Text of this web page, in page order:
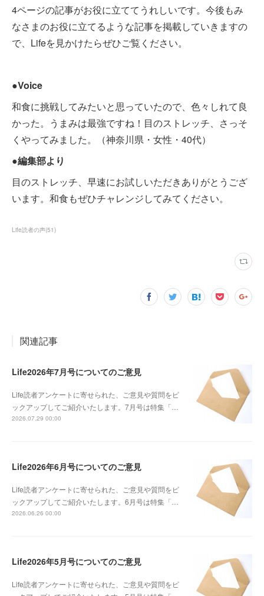
4ページの記事がお役に立ててうれしいです。今後もみ
なさまのお役に立てるような記事を掲載していきますの
で、Lifeを見かけたらぜひご覧ください。
●Voice
和食に挑戦してみたいと思っていたので、色々しれて良
かった。うまみは最強ですね！目のストレッチ、さっそ
くやってみました。（神奈川県・女性・40代）
●編集部より
目のストレッチ、早速にお試しいただきありがとうござ
います。和食もぜひチャレンジしてみてください。
Life読者の声(51)
関連記事
Life2026年7月号についてのご意見
Life読者アンケートに寄せられた、ご意見や質問をピ
ックアップしてご紹介いたします。7月号は特集「…
2026.07.29 00:00
Life2026年6月号についてのご意見
Life読者アンケートに寄せられた、ご意見や質問をピ
ックアップしてご紹介いたします。6月号は特集「…
2026.06.26 00:00
Life2026年5月号についてのご意見
Life読者アンケートに寄せられた、ご意見や質問をピ